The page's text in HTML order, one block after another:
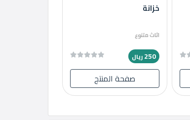
خزانة
اثاث متنوع
250ريال
صفحة المنتج